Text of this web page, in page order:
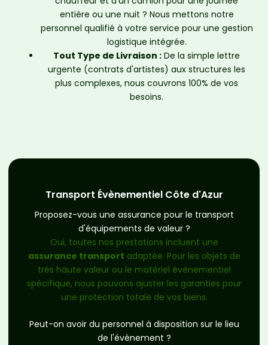
entière ou une nuit ? Nous mettons notre
personnel qualifié à votre service pour une gestion
logistique intégrée.
Tout Type de Livraison : De la simple lettre
urgente (contrats d'artistes) aux structures les
plus complexes, nous couvrons 100% de vos
besoins.
Transport Évènementiel Côte d'Azur
Proposez-vous une assurance pour le transport
d'équipements de valeur ?
Oui, toutes nos prestations incluent une
assurance transport adaptée. Pour les objets de
très haute valeur ou le matériel évènementiel
spécifique, nous pouvons ajuster les garanties pour
une protection totale de vos biens.
Peut-on avoir du personnel à disposition sur le lieu
de l'évènement ?